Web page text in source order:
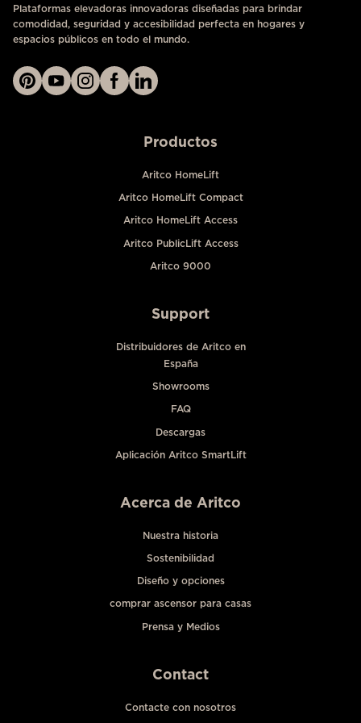
Plataformas elevadoras innovadoras diseñadas para brindar
comodidad, seguridad y accesibilidad perfecta en hogares y
espacios públicos en todo el mundo.
Productos
Aritco HomeLift
Aritco HomeLift Compact
Aritco HomeLift Access
Aritco PublicLift Access
Aritco 9000
Support
Distribuidores de Aritco en
España
Showrooms
FAQ
Descargas
Aplicación Aritco SmartLift
Acerca de Aritco
Nuestra historia
Sostenibilidad
Diseño y opciones
comprar ascensor para casas
Prensa y Medios
Contact
Contacte con nosotros